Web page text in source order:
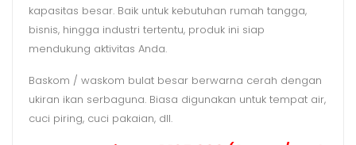
kapasitas besar. Baik untuk kebutuhan rumah tangga,
bisnis, hingga industri tertentu, produk ini siap
mendukung aktivitas Anda.
Baskom / waskom bulat besar berwarna cerah dengan
ukiran ikan serbaguna. Biasa digunakan untuk tempat air,
cuci piring, cuci pakaian, dll.